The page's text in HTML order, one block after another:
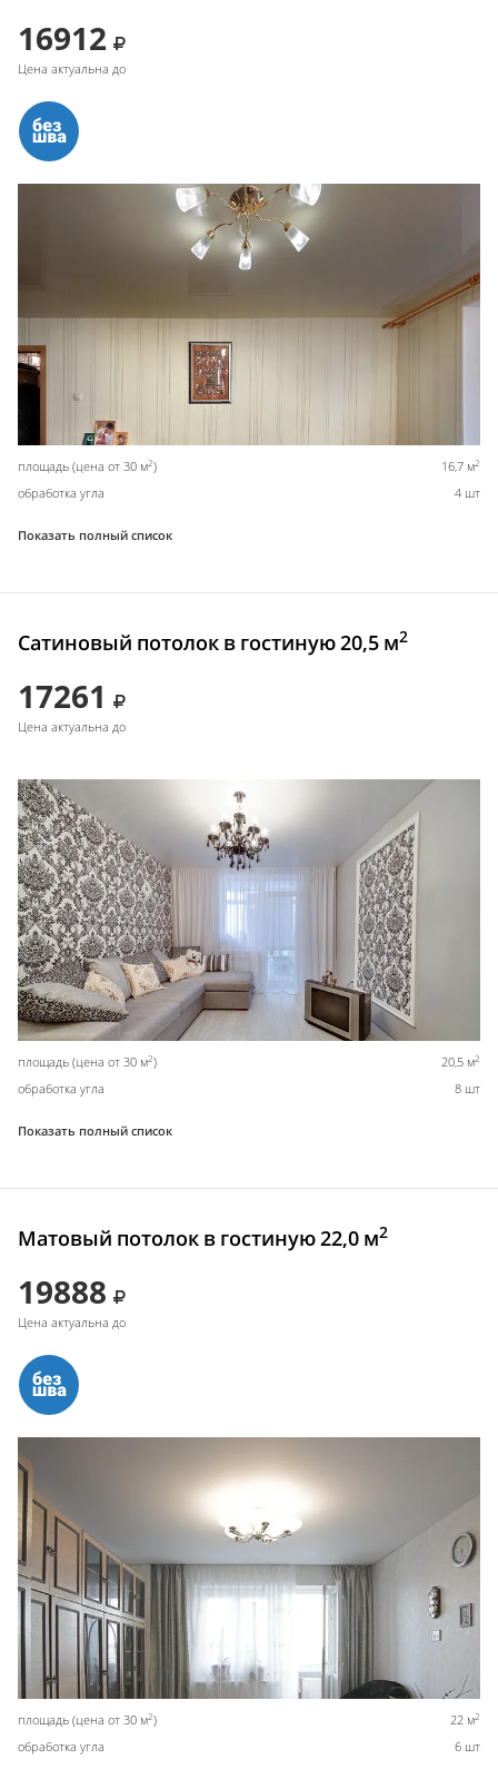
16912
Цена актуальна до
площадь (цена от 30 м2) 16,7 м2
обработка угла 4 шт
Показать полный список
Сатиновый потолок в гостиную 20,5 м2
17261
Цена актуальна до
площадь (цена от 30 м2) 20,5 м2
обработка угла 8 шт
Показать полный список
Матовый потолок в гостиную 22,0 м2
19888
Цена актуальна до
площадь (цена от 30 м2) 22 м2
обработка угла 6 шт